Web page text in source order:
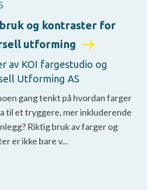
og kontraster for
utforming
av KOI fargestudio og
Utforming AS
gang tenkt på hvordan farger
til et tryggere, mer inkluderende
Riktig bruk av farger og
er ikke bare v...